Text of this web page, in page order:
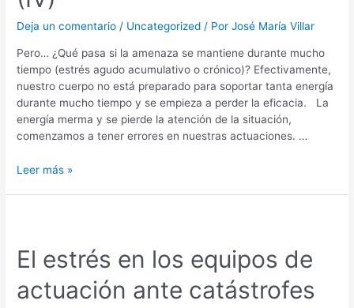
Deja un comentario / Uncategorized / PorJosé María Villar
Pero… ¿Qué pasa si la amenaza se mantiene durante mucho
tiempo (estrés agudo acumulativo o crónico)? Efectivamente,
nuestro cuerpo no está preparado para soportar tanta energía
durante mucho tiempo y se empieza a perder la eficacia. La
energía merma y se pierde la atención de la situación,
comenzamos a tener errores en nuestras actuaciones. …
Leer más »
El estrés en los equipos de
actuación ante catástrofes